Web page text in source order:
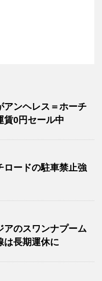
アンヘレス＝ホーチ
賃0円セール中
ロードの駐車禁止強
アのスワンナプーム
は長期運休に